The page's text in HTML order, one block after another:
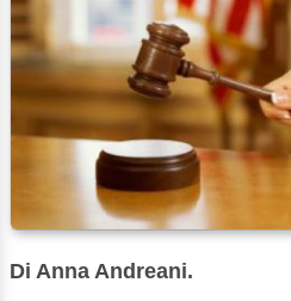
Di Anna Andreani.